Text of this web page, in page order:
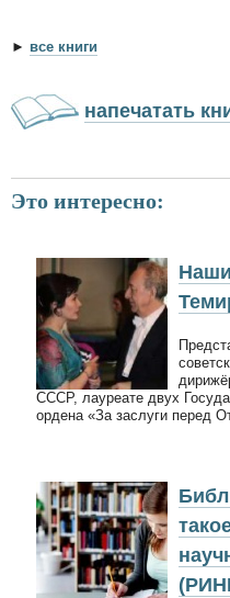
► все книги
напечатать
Это интересно:
СССР, лауреате двух
ордена «За заслуги перед